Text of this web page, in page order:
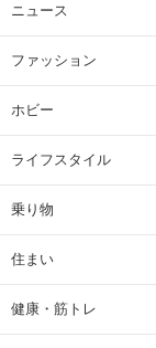
ニュース
ファッション
ホビー
ライフスタイル
乗り物
住まい
健康・筋トレ